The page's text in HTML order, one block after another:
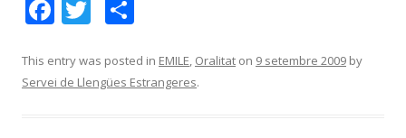
F
e
b
itt
er
m
p
This entry was posted in EMILE, Oralitat on 9 setembre 2009 by
Servei de Llengües Estrangeres.